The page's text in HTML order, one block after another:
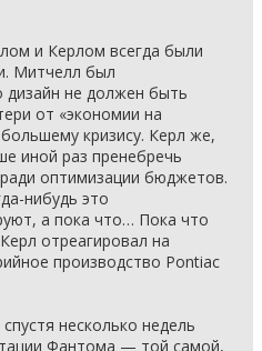
и Керлом всегда были
Митчелл был
не должен быть
от «экономии на
кризису. Керл же,
иной раз пренебречь
оптимизации бюджетов.
нибудь это
а пока что… Пока что
отреагировал на
производство Pontiac
несколько недель
Фантома — той самой,